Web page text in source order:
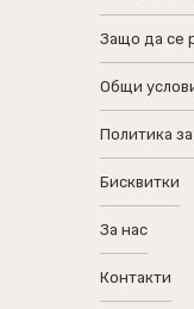
Защо да се
Общи
Политика
Бисквитки
За нас
Контакти